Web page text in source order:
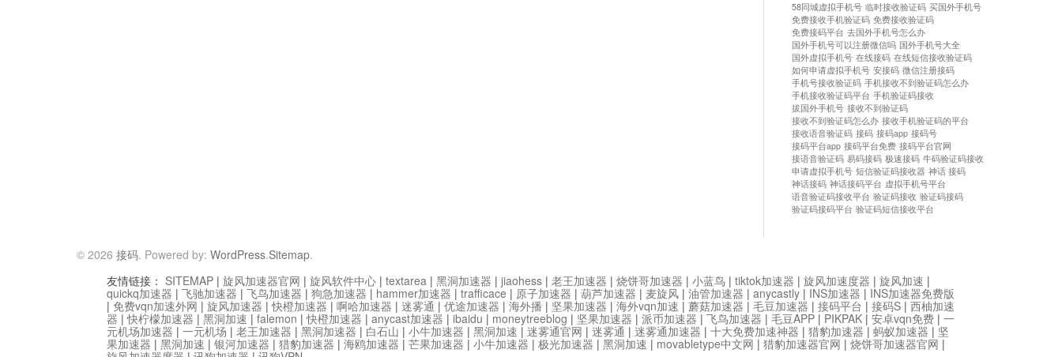
58同城虚拟手机号 临时接收验证码 买国外手机号
免费接收手机验证码 免费接收验证码
免费接码平台 去国外手机号怎么办
国外手机号可以注册微信吗 国外手机号大全
国外虚拟手机号 在线接码 在线短信接收验证码
如何申请虚拟手机号 安接码 微信注册接码
手机号接收验证码 手机接收不到验证码怎么办
手机接收验证码平台 手机验证码接收
拔国外手机号 接收不到验证码
接收不到验证码怎么办 接收手机验证码的平台
接收语音验证码 接码 接码app 接码号
接码平台app 接码平台免费 接码平台官网
接语音验证码 易码接码 极速接码 牛码验证码接收
申请虚拟手机号 短信验证码接收器 神话 接码
神话接码 神话接码平台 虚拟手机号平台
语音验证码接收平台 验证码接收 验证码接码
验证码接码平台 验证码短信接收平台
© 2026 接码. Powered by: WordPress.Sitemap.
友情链接： SITEMAP | 旋风加速器官网 | 旋风软件中心 | textarea | 黑洞加速器 | jiaohess | 老王加速器 | 烧饼哥加速器 | 小蓝鸟 | tiktok加速器 | 旋风加速度器 | 旋风加速 |
quickq加速器 | 飞驰加速器 | 飞鸟加速器 | 狗急加速器 | hammer加速器 | trafficace | 原子加速器 | 葫芦加速器 | 麦旋风 | 油管加速器 | anycastly | INS加速器 | INS加速器免费版
| 免费vqn加速外网 | 旋风加速器 |快橙加速器 | 啊哈加速器 | 迷雾通 | 优途加速器 | 海外播 | 坚果加速器 | 海外vqn加速 | 蘑菇加速器 | 毛豆加速器 | 接码平台 | 接码S | 西柚加速
器 |快柠檬加速器 | 黑洞加速 | falemon |快橙加速器 | anycast加速器 | ibaidu | moneytreeblog | 坚果加速器 | 派币加速器 | 飞鸟加速器 | 毛豆APP | PIKPAK | 安卓vqn免费 | 一
元机场加速器 | 一元机场 | 老王加速器 | 黑洞加速器 | 白石山 | 小牛加速器 | 黑洞加速 | 迷雾通官网 | 迷雾通 | 迷雾通加速器 | 十大免费加速神器 | 猎豹加速器 | 蚂蚁加速器 | 坚
果加速器 | 黑洞加速 | 银河加速器 | 猎豹加速器 | 海鸥加速器 | 芒果加速器 | 小牛加速器 | 极光加速器 | 黑洞加速 | movabletype中文网 | 猎豹加速器官网 | 烧饼哥加速器官网 |